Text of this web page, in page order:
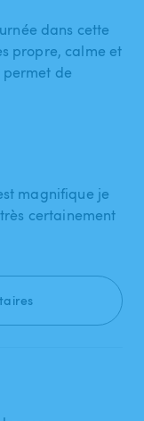
dans cette
propre, calme et
de
magnifique je
certainement